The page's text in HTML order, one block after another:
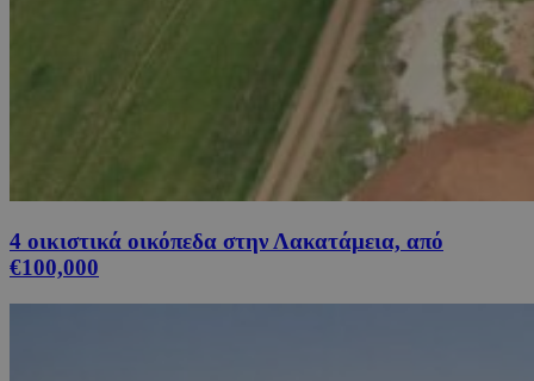
4 οικιστικά οικόπεδα στην Λακατάμεια, από
€100,000